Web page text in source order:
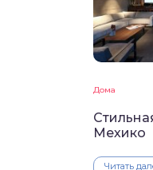
Дома
Мехико
Читать